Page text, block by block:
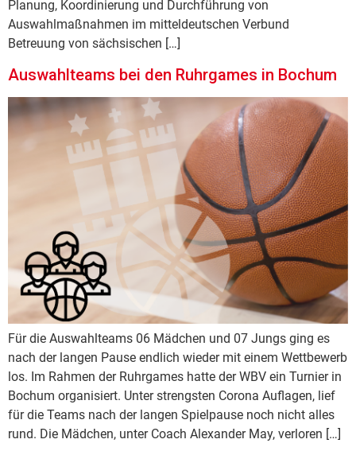
Planung, Koordinierung und Durchführung von
Auswahlmaßnahmen im mitteldeutschen Verbund
Betreuung von sächsischen […]
Auswahlteams bei den Ruhrgames in Bochum
Für die Auswahlteams 06 Mädchen und 07 Jungs ging es
nach der langen Pause endlich wieder mit einem Wettbewerb
los. Im Rahmen der Ruhrgames hatte der WBV ein Turnier in
Bochum organisiert. Unter strengsten Corona Auflagen, lief
für die Teams nach der langen Spielpause noch nicht alles
rund. Die Mädchen, unter Coach Alexander May, verloren […]